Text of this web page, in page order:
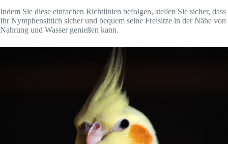
Indem Sie diese einfachen Richtlinien befolgen, stellen Sie sicher, dass
Ihr Nymphensittich sicher und bequem seine Freisitze in der Nähe von
Nahrung und Wasser genießen kann.